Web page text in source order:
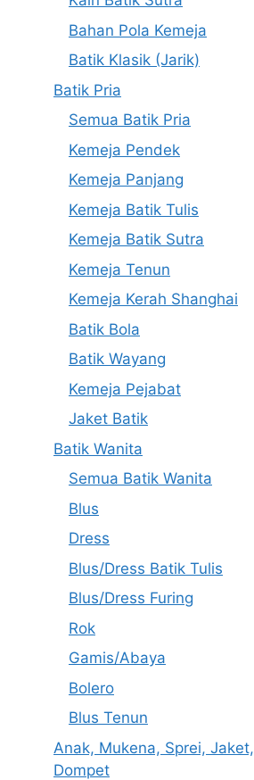
Bahan Pola Kemeja
Batik Klasik (Jarik)
Batik Pria
Semua Batik Pria
Kemeja Pendek
Kemeja Panjang
Kemeja Batik Tulis
Kemeja Batik Sutra
Kemeja Tenun
Kemeja Kerah Shanghai
Batik Bola
Batik Wayang
Kemeja Pejabat
Jaket Batik
Batik Wanita
Semua Batik Wanita
Blus
Dress
Blus/Dress Batik Tulis
Blus/Dress Furing
Rok
Gamis/Abaya
Bolero
Blus Tenun
Anak, Mukena, Sprei,
Dompet